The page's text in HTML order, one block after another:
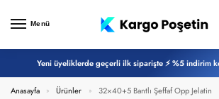
Menü
Yeni üyeliklerde geçerli ilk siparişte ⚡ %5 indirim
Anasayfa » Ürünler » 32×40+5 Bantlı Şeffaf Opp Jelatin